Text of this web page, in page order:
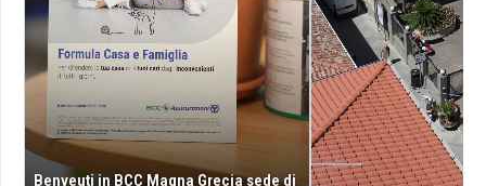
Benveuti in BCC Magna Grecia sede di